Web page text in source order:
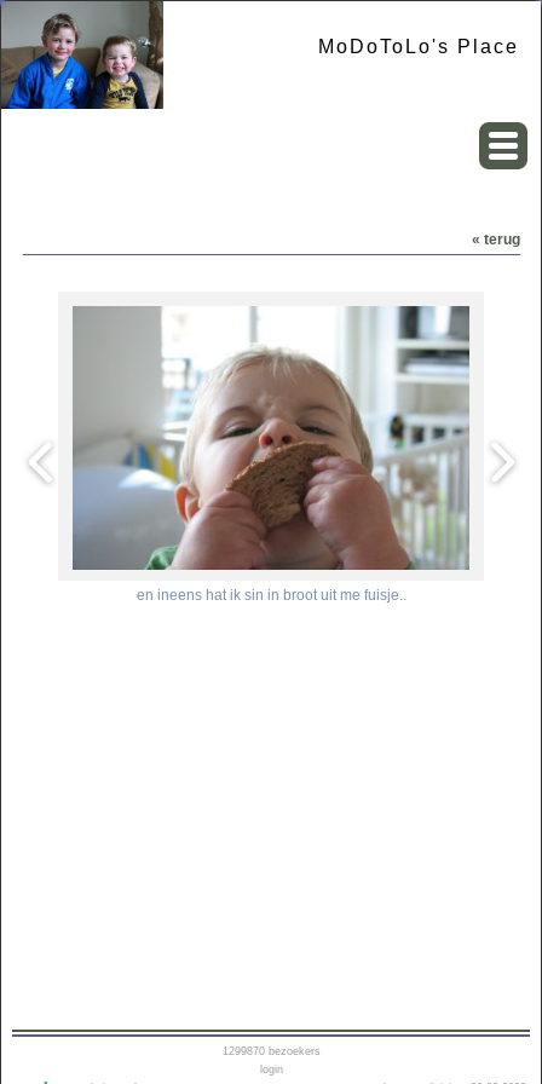
MoDoToLo's Place
« terug
en ineens hat ik sin in broot uit me fuisje..
1299870bezoekers
login